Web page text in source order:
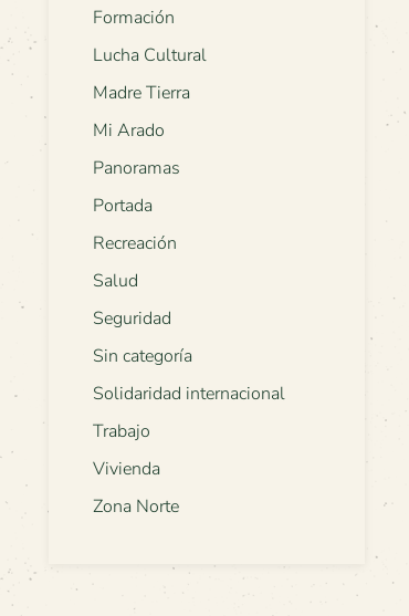
Formación
Lucha Cultural
Madre Tierra
Mi Arado
Panoramas
Portada
Recreación
Salud
Seguridad
Sin categoría
Solidaridad internacional
Trabajo
Vivienda
Zona Norte